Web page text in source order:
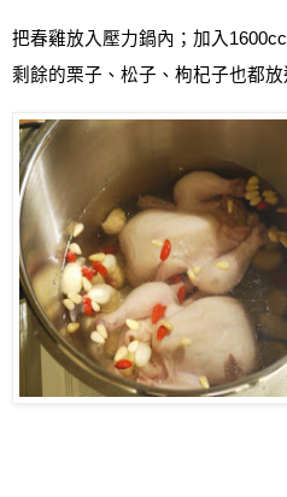
把春雞放入壓力鍋內 ； 加入 1600cc
剩餘的栗子、松子、枸杞子也都放